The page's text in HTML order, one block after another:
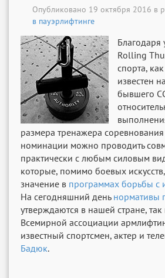
Опубликовано 19 октября 2016 в
в пауэрлифтинге
Rolling
спорта,
известен
бывшего
размера тренажера
номинации можно проводить
практически с любым силовым
которые, помимо боевых
значение в программах борьбы с
На сегодняшний день нормативы
утверждаются в нашей стране,
Всемирной ассоциации
известный спортсмен, актер и
Бадюк.